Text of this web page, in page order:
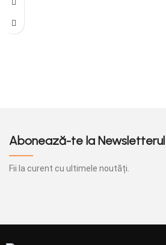
Abonează-te la
Fii la curent cu ultimele noutăți.